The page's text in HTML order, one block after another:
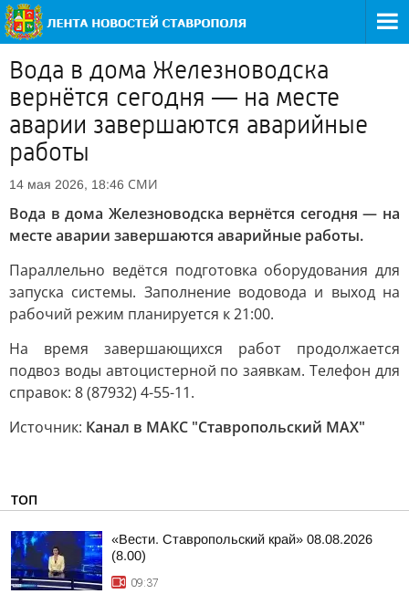
Вода в дома Железноводска
вернётся сегодня — на месте
аварии завершаются аварийные
работы
14 мая 2026, 18:46 СМИ
Вода в дома Железноводска вернётся сегодня — на
месте аварии завершаются аварийные работы.
Параллельно ведётся подготовка оборудования для
запуска системы. Заполнение водовода и выход на
рабочий режим планируется к 21:00.
На время завершающихся работ продолжается
подвоз воды автоцистерной по заявкам. Телефон для
справок: 8 (87932) 4-55-11.
Источник: Канал в МАКС "Ставропольский MAX"
ТОП
«Вести. Ставропольский край» 08.08.2026
(8.00)
09:37